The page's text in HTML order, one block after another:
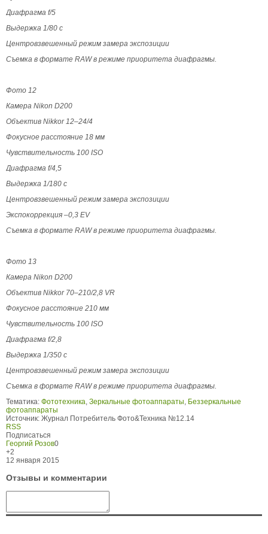
Диафрагма f/5
Выдержка 1/80 с
Центровзвешенный режим замера экспозиции
Съемка в формате RAW в режиме приоритета диафрагмы.
Фото 12
Камера Nikon D200
Объектив Nikkor 12–24/4
Фокусное расстояние 18 мм
Чувствительность 100 ISO
Диафрагма f/4,5
Выдержка 1/180 с
Центровзвешенный режим замера экспозиции
Экспокоррекция –0,3 EV
Съемка в формате RAW в режиме приоритета диафрагмы.
Фото 13
Камера Nikon D200
Объектив Nikkor 70–210/2,8 VR
Фокусное расстояние 210 мм
Чувствительность 100 ISO
Диафрагма f/2,8
Выдержка 1/350 с
Центровзвешенный режим замера экспозиции
Съемка в формате RAW в режиме приоритета диафрагмы.
Тематика: Фототехника, Зеркальные фотоаппараты, Беззеркальные
фотоаппараты
Источник: Журнал Потребитель Фото&Техника №12.14
RSS
Подписаться
Георгий Розов0
+2
12 января 2015
Отзывы и комментарии